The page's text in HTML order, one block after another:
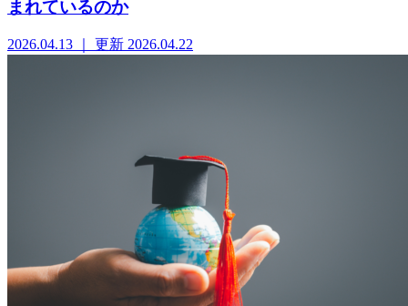
まれているのか
2026.04.13 ｜ 更新 2026.04.22